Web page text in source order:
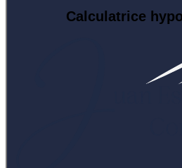
Calculatrice